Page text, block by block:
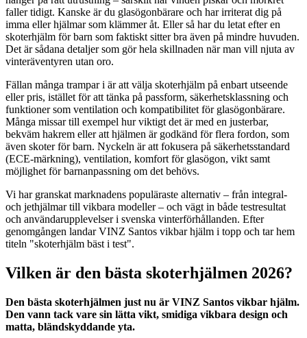
faller tidigt. Kanske är du glasögonbärare och har irriterat dig på
imma eller hjälmar som klämmer åt. Eller så har du letat efter en
skoterhjälm för barn som faktiskt sitter bra även på mindre huvuden.
Det är sådana detaljer som gör hela skillnaden när man vill njuta av
vinteräventyren utan oro.
Fällan många trampar i är att välja skoterhjälm på enbart utseende
eller pris, istället för att tänka på passform, säkerhetsklassning och
funktioner som ventilation och kompatibilitet för glasögonbärare.
Många missar till exempel hur viktigt det är med en justerbar,
bekväm hakrem eller att hjälmen är godkänd för flera fordon, som
även skoter för barn. Nyckeln är att fokusera på säkerhetsstandard
(ECE-märkning), ventilation, komfort för glasögon, vikt samt
möjlighet för barnanpassning om det behövs.
Vi har granskat marknadens populäraste alternativ – från integral-
och jethjälmar till vikbara modeller – och vägt in både testresultat
och användarupplevelser i svenska vinterförhållanden. Efter
genomgången landar VINZ Santos vikbar hjälm i topp och tar hem
titeln "skoterhjälm bäst i test".
Vilken är den bästa skoterhjälmen 2026?
Den bästa skoterhjälmen just nu är VINZ Santos vikbar hjälm.
Den vann tack vare sin lätta vikt, smidiga vikbara design och
matta, bländskyddande yta.